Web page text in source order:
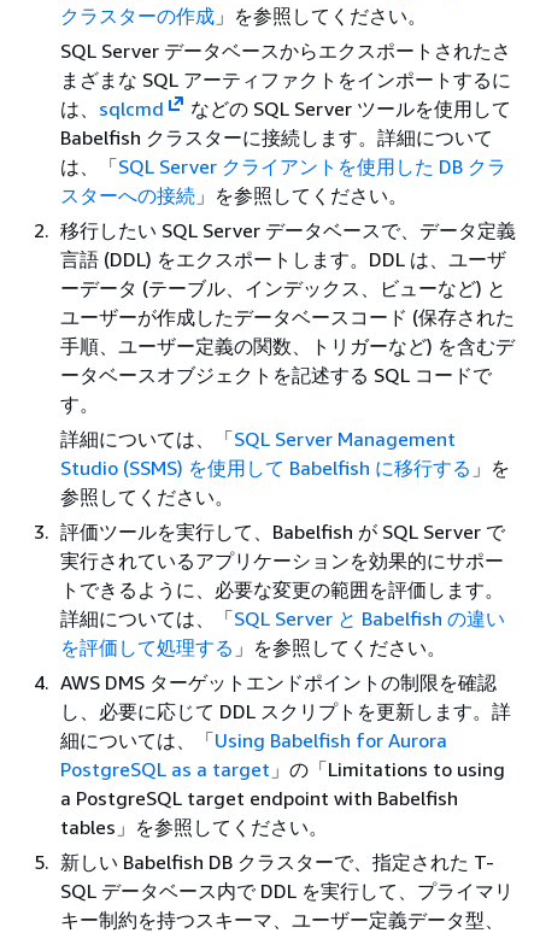
クラスターの作成 」を参照してください。
SQL Server データベースからエクスポートされたさ
まざまな SQL アーティファクトをインポートするに
は、 sqlcmd
などの SQL Server ツールを使用して
Babelfish クラスターに接続します。詳細について
は、「SQL Server クライアントを使用した DB クラ
スターへの接続 」を参照してください。
移行したい SQL Server データベースで、データ定義
言語 (DDL) をエクスポートします。DDL は、ユーザ
ーデータ (テーブル、インデックス、ビューなど) と
ユーザーが作成したデータベースコード (保存された
手順、ユーザー定義の関数、トリガーなど) を含むデ
ータベースオブジェクトを記述する SQL コードで
す。
詳細については、「SQL Server Management
Studio (SSMS) を使用して Babelfish に移行する 」を
参照してください。
評価ツールを実行して、Babelfish が SQL Server で
実行されているアプリケーションを効果的にサポー
トできるように、必要な変更の範囲を評価します。
詳細については、「SQL Server と Babelfish の違い
を評価して処理する 」を参照してください。
AWS DMS ターゲットエンドポイントの制限を確認
し、必要に応じて DDL スクリプトを更新します。詳
細については、「Using Babelfish for Aurora
PostgreSQL as a target 」の「Limitations to using
a PostgreSQL target endpoint with Babelfish
tables」を参照してください。
新しい Babelfish DB クラスターで、指定された T-
SQL データベース内で DDL を実行して、プライマリ
キー制約を持つスキーマ、ユーザー定義データ型、